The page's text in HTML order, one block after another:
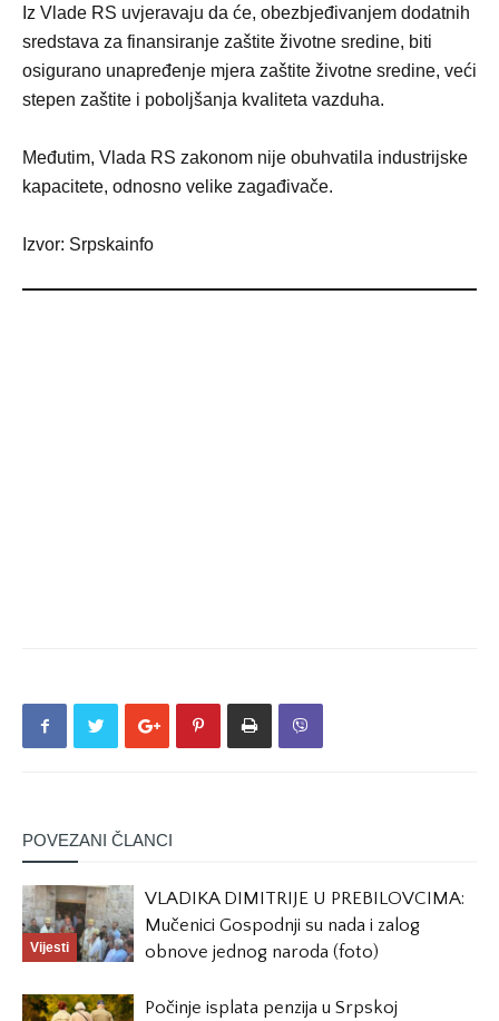
Iz Vlade RS uvjeravaju da će, obezbjeđivanjem dodatnih
sredstava za finansiranje zaštite životne sredine, biti
osigurano unapređenje mjera zaštite životne sredine, veći
stepen zaštite i poboljšanja kvaliteta vazduha.
Međutim, Vlada RS zakonom nije obuhvatila industrijske
kapacitete, odnosno velike zagađivače.
Izvor: Srpskainfo
POVEZANI ČLANCI
Vijesti
VLADIKA DIMITRIJE U PREBILOVCIMA:
Mučenici Gospodnji su nada i zalog
obnove jednog naroda (foto)
Počinje isplata penzija u Srpskoj